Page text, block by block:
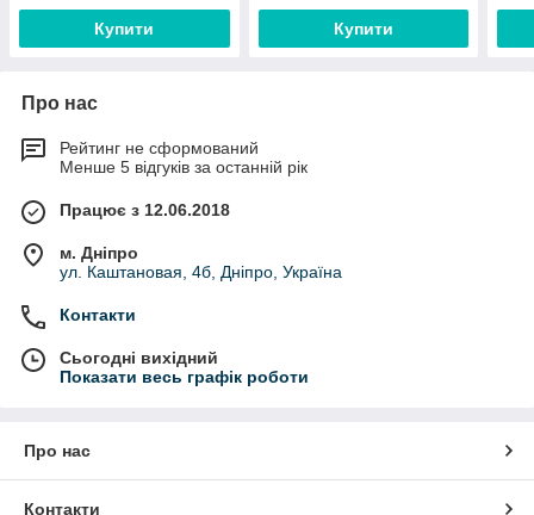
Купити Купити
Про нас
Рейтинг не сформований
Менше 5 відгуків за останній рік
Працює з 12.06.2018
м. Дніпро
ул. Каштановая, 4б, Дніпро, Україна
Контакти
Сьогодні вихідний
Показати весь графік роботи
Про нас
Контакти